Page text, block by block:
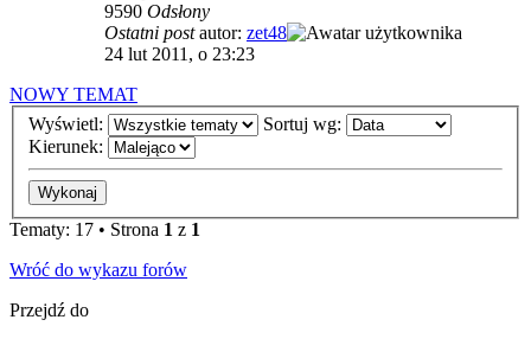
9590 Odsłony
Ostatni postautor: zet48
24 lut 2011, o 23:23
NOWY TEMAT
Wyświetl:
Sortuj wg:
Kierunek:
Tematy: 17 • Strona 1 z 1
Wróć do wykazu forów
Przejdź do